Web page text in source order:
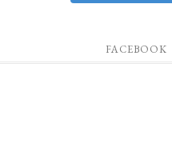
FACEBOOK